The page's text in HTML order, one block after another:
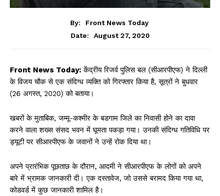
By:
Front News Today
Date:
August 27, 2020
Front News Today: केंद्रीय रिजर्व पुलिस बल (सीआरपीएफ) ने दिल्ली
के विजय चौक से एक संदिग्ध व्यक्ति को गिरफ्तार किया है, सूत्रों ने बुधवार
(26 अगस्त, 2020) को बताया।
खबरों के मुताबिक, जम्मू-कश्मीर के बडगाम जिले का निवासी होने का दावा
करने वाला शख्स संसद भवन में घूमता पकड़ा गया। उनकी संदिग्ध गतिविधि पर
ड्यूटी पर सीआरपीएफ के जवानों ने उन्हें रोक दिया था।
अपने प्रारंभिक पूछताछ के दौरान, आदमी ने सीआरपीएफ के लोगों को अपने
बारे में भ्रामक जानकारी दी। एक दस्तावेज, जो उससे बरामद किया गया था,
कोडवर्ड में कुछ जानकारी शामिल है।